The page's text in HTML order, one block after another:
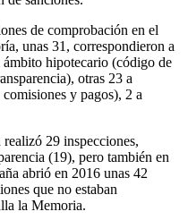
de comprobación en el
unas 31, correspondieron a
hipotecario (código de
otras 23 a
y pagos), 2 a
29 inspecciones,
(19), pero también en
abrió en 2016 unas 42
que no estaban
la Memoria.